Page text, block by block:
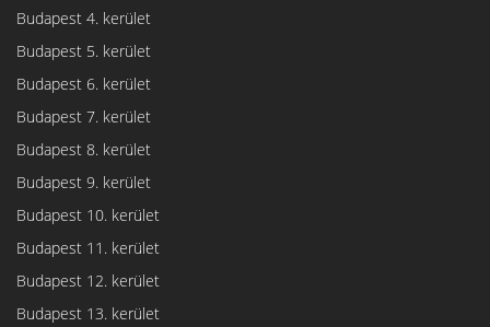
Budapest 4. kerület
Budapest 5. kerület
Budapest 6. kerület
Budapest 7. kerület
Budapest 8. kerület
Budapest 9. kerület
Budapest 10. kerület
Budapest 11. kerület
Budapest 12. kerület
Budapest 13. kerület